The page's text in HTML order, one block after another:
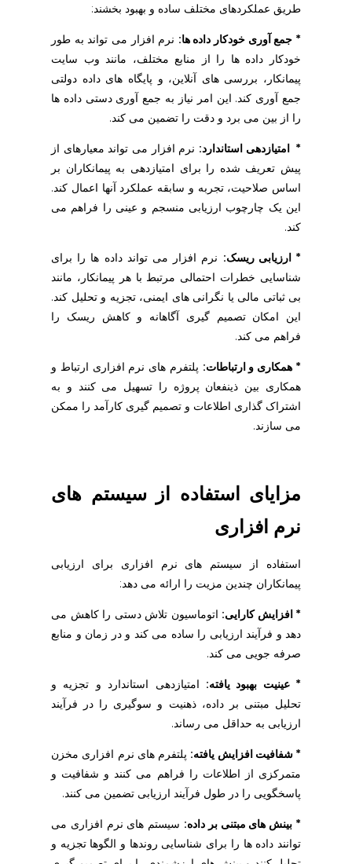
طریق عملکردهای مختلف ساده و بهبود بخشند:
* جمع آوری خودکار داده ها: نرم افزار می تواند به طور
خودکار داده ها را از منابع مختلف، مانند وب سایت
پیمانکار، بررسی های آنلاین، و پایگاه های داده دولتی
جمع آوری کند. این امر نیاز به جمع آوری دستی داده ها
را از بین می برد و دقت را تضمین می کند.
* امتیازدهی استاندارد: نرم افزار می تواند معیارهای از
پیش تعریف شده را برای امتیازدهی به پیمانکاران بر
اساس صلاحیت، تجربه و سابقه عملکرد آنها اعمال کند.
این یک چارچوب ارزیابی منسجم و عینی را فراهم می
کند.
* ارزیابی ریسک: نرم افزار می تواند داده ها را برای
شناسایی خطرات احتمالی مرتبط با هر پیمانکار، مانند
بی ثباتی مالی یا نگرانی های ایمنی، تجزیه و تحلیل کند.
این امکان تصمیم گیری آگاهانه و کاهش ریسک را
فراهم می کند.
* همکاری و ارتباطات: پلتفرم های نرم افزاری ارتباط و
همکاری بین ذینفعان پروژه را تسهیل می کنند و به
اشتراک گذاری اطلاعات و تصمیم گیری کارآمد را ممکن
می سازند.
مزایای استفاده از سیستم های
نرم افزاری
استفاده از سیستم های نرم افزاری برای ارزیابی
پیمانکاران چندین مزیت را ارائه می دهد:
* افزایش کارایی: اتوماسیون تلاش دستی را کاهش می
دهد و فرآیند ارزیابی را ساده می کند و در زمان و منابع
صرفه جویی می کند.
* عینیت بهبود یافته: امتیازدهی استاندارد و تجزیه و
تحلیل مبتنی بر داده، ذهنیت و سوگیری را در فرآیند
ارزیابی به حداقل می رساند.
* شفافیت افزایش یافته: پلتفرم های نرم افزاری مخزن
متمرکزی از اطلاعات را فراهم می کنند و شفافیت و
پاسخگویی را در طول فرآیند ارزیابی تضمین می کنند.
* بینش های مبتنی بر داده: سیستم های نرم افزاری می
توانند داده ها را برای شناسایی روندها و الگوها تجزیه و